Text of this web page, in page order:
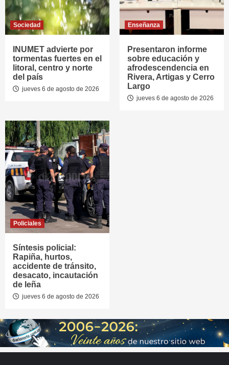
Sociedad
INUMET advierte por
tormentas fuertes en el
litoral, centro y norte
del país
jueves 6 de agosto de 2026
Enseñanza
Presentaron informe
sobre educación y
afrodescendencia en
Rivera, Artigas y Cerro
Largo
jueves 6 de agosto de 2026
Policiales
Síntesis policial:
Rapiña, hurtos,
accidente de tránsito,
desacato, incautación
de leña
jueves 6 de agosto de 2026